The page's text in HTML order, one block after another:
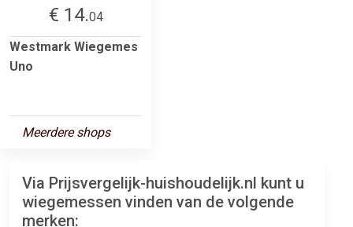
€ 14.04
Westmark Wiegemes
Uno
Meerdere shops
Via Prijsvergelijk-huishoudelijk.nl kunt u
wiegemessen vinden van de volgende
merken: